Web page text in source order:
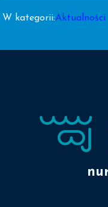
W kategorii:Aktualności